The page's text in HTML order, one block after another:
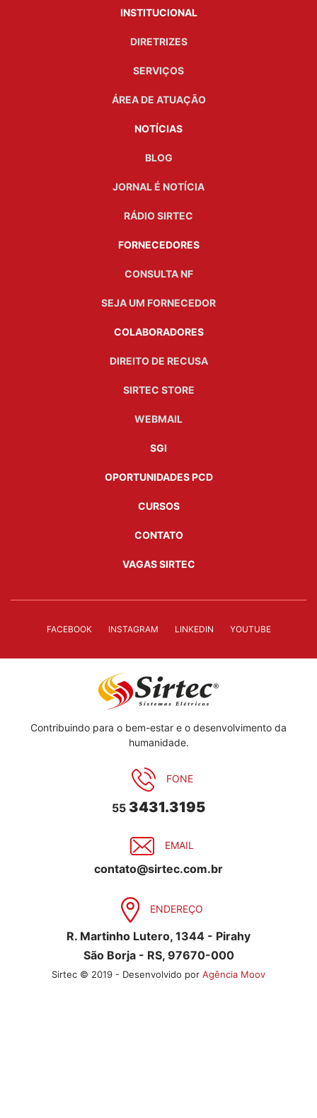
INSTITUCIONAL
DIRETRIZES
SERVIÇOS
ÁREA DE ATUAÇÃO
NOTÍCIAS
BLOG
JORNAL É NOTÍCIA
RÁDIO SIRTEC
FORNECEDORES
CONSULTA NF
SEJA UM FORNECEDOR
COLABORADORES
DIREITO DE RECUSA
SIRTEC STORE
WEBMAIL
SGI
OPORTUNIDADES PCD
CURSOS
CONTATO
VAGAS SIRTEC
FACEBOOK INSTAGRAM LINKEDIN YOUTUBE
Contribuindo para o bem-estar e o desenvolvimento da
humanidade.
FONE
55 3431.3195
EMAIL
contato@sirtec.com.br
ENDEREÇO
R. Martinho Lutero, 1344 - Pirahy
São Borja - RS, 97670-000
Sirtec © 2019 - Desenvolvido por Agência Moov